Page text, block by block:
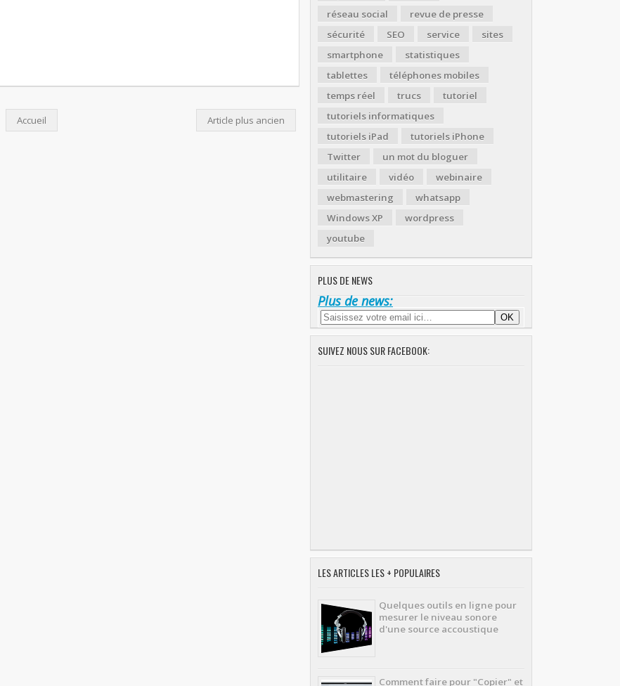
Article plus ancien
Accueil
réseau social
revue de presse
sécurité
SEO service
sites
smartphone
statistiques
tablettes
téléphones mobiles
temps réel
trucs
tutoriel
tutoriels informatiques
tutoriels iPad
tutoriels iPhone
Twitter
un mot du bloguer
utilitaire
vidéo
webinaire
webmastering
whatsapp
Windows XP
wordpress
youtube
PLUS DE NEWS
Plus de news:
SUIVEZ NOUS SUR FACEBOOK:
LES ARTICLES LES + POPULAIRES
Quelques outils en ligne pour
mesurer le niveau sonore
d'une source accoustique
Comment faire pour "Copier" et